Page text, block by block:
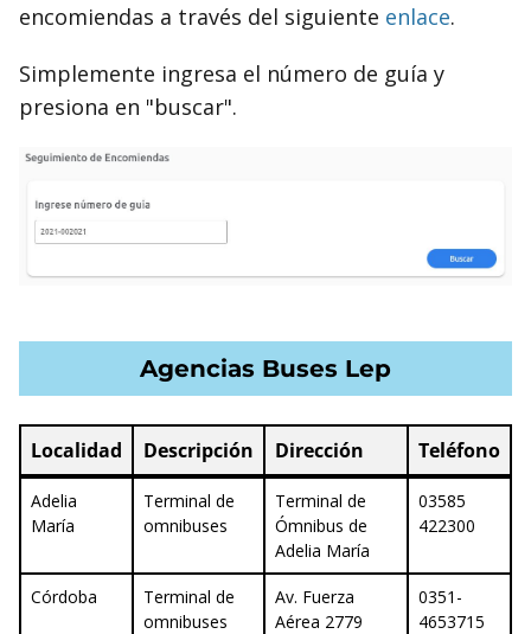
encomiendas a través del siguiente enlace.
Simplemente ingresa el número de guía y
presiona en "buscar".
Agencias Buses Lep
Localidad Descripción Dirección
Teléfono
Localidad
Descripción Dirección Teléfono
Adelia
María
Terminal de
omnibuses
Terminal de
Ómnibus de
Adelia María
03585
422300
Córdoba
Terminal de
omnibuses
Av. Fuerza
Aérea 2779
0351-
4653715